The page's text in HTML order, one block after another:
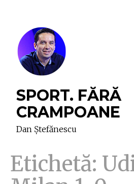
SPORT. FĂRĂ
CRAMPOANE
Dan Ștefănescu
Etichetă: